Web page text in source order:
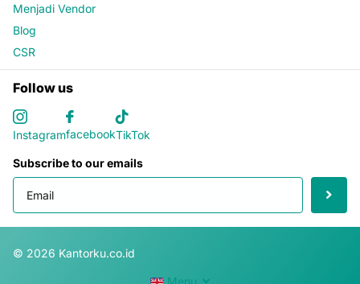
Menjadi Vendor
Blog
CSR
Follow us
InstagramfacebookTikTok
Subscribe to our emails
© 2026 Kantorku.co.id
Menu